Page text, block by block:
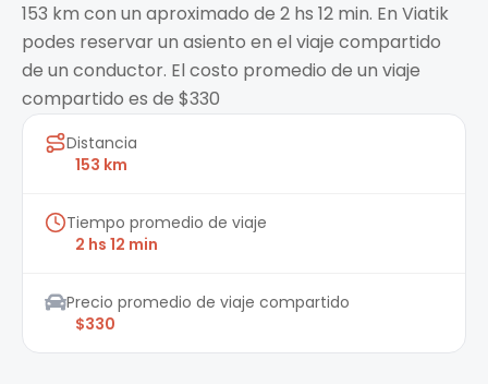
153 km con un aproximado de 2 hs 12 min. En Viatik
podes reservar un asiento en el viaje compartido
de un conductor. El costo promedio de un viaje
compartido es de $330
Distancia
153 km
Tiempo promedio de viaje
2 hs 12 min
Precio promedio de viaje compartido
$330